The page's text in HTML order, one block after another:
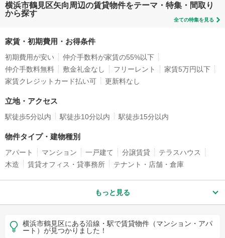
横浜市鶴見区矢向周辺の賃貸物件をテーマ・特集・間取り
から探す
全ての特集を見る
家賃・初期費用・お得条件
初期費用が安い
仲介手数料が家賃の55%以下
仲介手数料無料
敷金礼金なし フリーレント
家賃5万円以下
家賃クレジットカード払い可
更新料なし
立地・アクセス
駅徒歩5分以内 駅徒歩10分以内 駅徒歩15分以内
物件タイプ・建物種別
アパート マンション 一戸建て 分譲賃貸
テラスハウス
木造
賃貸オフィス・貸事務所 テナント・店舗・倉庫
もっと見る
横浜市鶴見区にある沿線・駅で賃貸物件（マンション・アパ
ート）が見つかりました！